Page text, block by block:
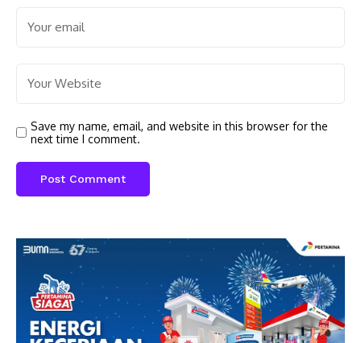
Save my name, email, and website in this browser for the
next time I comment.